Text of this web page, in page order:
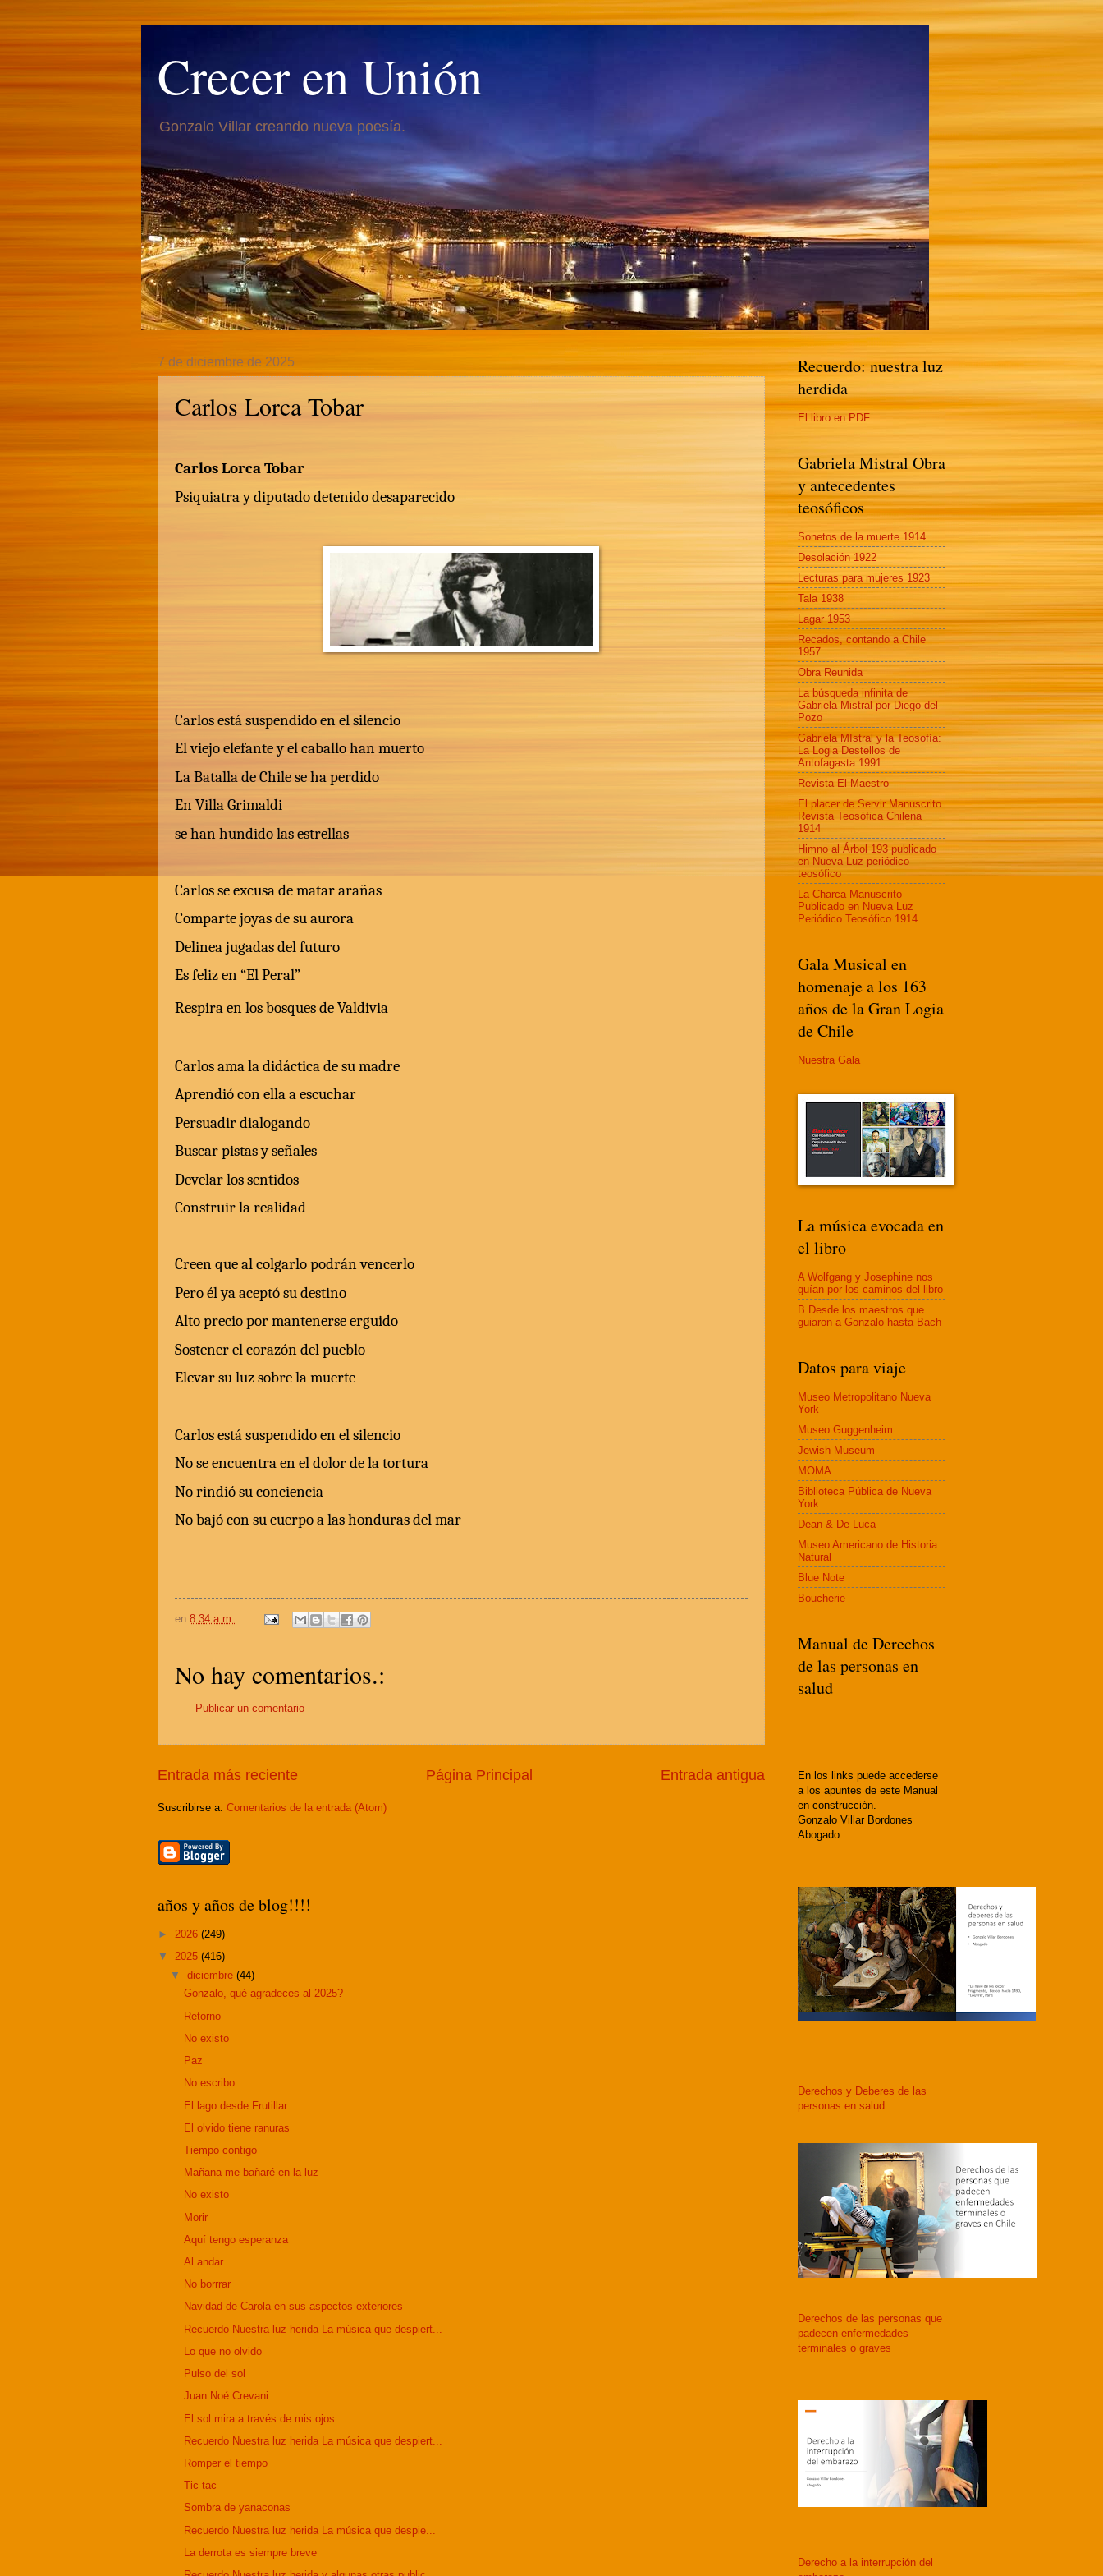
Crecer en Unión
Gonzalo Villar creando nueva poesía.
7 de diciembre de 2025
Carlos Lorca Tobar
Carlos Lorca Tobar
Psiquiatra y diputado detenido desaparecido
Carlos está suspendido en el silencio
El viejo elefante y el caballo han muerto
La Batalla de Chile se ha perdido
En Villa Grimaldi
se han hundido las estrellas
Carlos se excusa de matar arañas
Comparte joyas de su aurora
Delinea jugadas del futuro
Es feliz en “El Peral”
Respira en los bosques de Valdivia
Carlos ama la didáctica de su madre
Aprendió con ella a escuchar
Persuadir dialogando
Buscar pistas y señales
Develar los sentidos
Construir la realidad
Creen que al colgarlo podrán vencerlo
Pero él ya aceptó su destino
Alto precio por mantenerse erguido
Sostener el corazón del pueblo
Elevar su luz sobre la muerte
Carlos está suspendido en el silencio
No se encuentra en el dolor de la tortura
No rindió su conciencia
No bajó con su cuerpo a las honduras del mar
en 8:34 a.m.
No hay comentarios.:
Publicar un comentario
Entrada más reciente Entrada antigua
Página Principal
Suscribirse a: Comentarios de la entrada (Atom)
años y años de blog!!!!
► 2026 (249)
▼ 2025 (416)
▼diciembre(44)
Gonzalo, qué agradeces al 2025?
Retorno
No existo
Paz
No escribo
El lago desde Frutillar
El olvido tiene ranuras
Tiempo contigo
Mañana me bañaré en la luz
No existo
Morir
Aquí tengo esperanza
Al andar
No borrrar
Navidad de Carola en sus aspectos exteriores
Recuerdo Nuestra luz herida La música que despiert...
Lo que no olvido
Pulso del sol
Juan Noé Crevani
El sol mira a través de mis ojos
Recuerdo Nuestra luz herida La música que despiert...
Romper el tiempo
Tic tac
Sombra de yanaconas
Recuerdo Nuestra luz herida La música que despie...
La derrota es siempre breve
Recuerdo: nuestra luz
herdida
El libro en PDF
Gabriela Mistral Obra
y antecedentes
teosóficos
Sonetos de la muerte 1914
Desolación 1922
Lecturas para mujeres 1923
Tala 1938
Lagar 1953
Recados, contando a Chile
1957
Obra Reunida
La búsqueda infinita de
Gabriela Mistral por Diego del
Pozo
Gabriela MIstral y la Teosofía:
La Logia Destellos de
Antofagasta 1991
Revista El Maestro
El placer de Servir Manuscrito
Revista Teosófica Chilena
1914
Himno al Árbol 193 publicado
en Nueva Luz periódico
teosófico
La Charca Manuscrito
Publicado en Nueva Luz
Periódico Teosófico 1914
Gala Musical en
homenaje a los 163
años de la Gran Logia
de Chile
Nuestra Gala
La música evocada en
el libro
A Wolfgang y Josephine nos
guían por los caminos del libro
B Desde los maestros que
guiaron a Gonzalo hasta Bach
Datos para viaje
Museo Metropolitano Nueva
York
Museo Guggenheim
Jewish Museum
MOMA
Biblioteca Pública de Nueva
York
Dean & De Luca
Museo Americano de Historia
Natural
Blue Note
Boucherie
Manual de Derechos
de las personas en
salud
En los links puede accederse
a los apuntes de este Manual
en construcción.
Gonzalo Villar Bordones
Abogado
Derechos y Deberes de las
personas en salud
Derechos de las personas que
padecen enfermedades
terminales o graves
Derecho a la interrupción del